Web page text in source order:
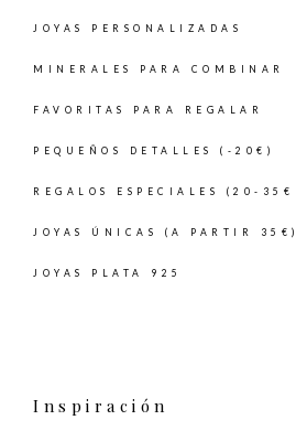
JOYAS PERSONALIZADAS
MINERALES PARA COMBINAR
FAVORITAS PARA REGALAR
PEQUEÑOS DETALLES (-20€)
REGALOS ESPECIALES (20-35€
JOYAS ÚNICAS (A PARTIR 35€)
JOYAS PLATA 925
Inspiración